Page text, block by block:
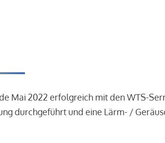
Mai 2022 erfolgreich mit den WTS-
durchgeführt und eine Lärm- /